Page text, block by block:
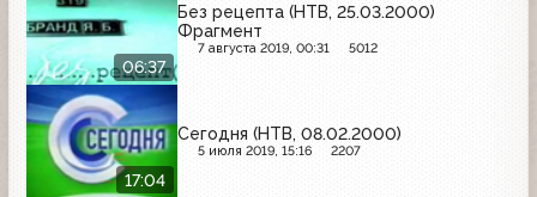
06:37
Без рецепта (НТВ, 25.03.2000)
Фрагмент
7 августа 2019, 00:31 5012
17:04
Сегодня (НТВ, 08.02.2000)
5 июля 2019, 15:16 2207